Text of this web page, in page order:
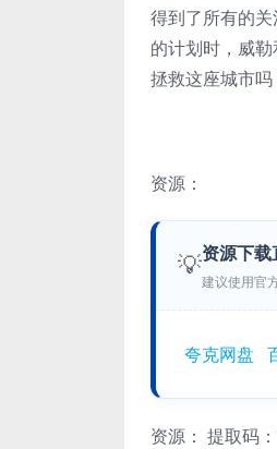
得到了所有的
的计划时，威
拯救这座城市
资源：
💡资源下载
建议使用官
夸克网盘
资源： 提取码